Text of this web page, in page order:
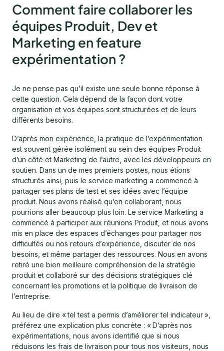
Comment faire collaborer les
équipes Produit, Dev et
Marketing en feature
expérimentation ?
Je ne pense pas qu’il existe une seule bonne réponse à
cette question. Cela dépend de la façon dont votre
organisation et vos équipes sont structurées et de leurs
différents besoins.
D’après mon expérience, la pratique de l’expérimentation
est souvent gérée isolément au sein des équipes Produit
d’un côté et Marketing de l’autre, avec les développeurs en
soutien. Dans un de mes premiers postes, nous étions
structurés ainsi, puis le service marketing a commencé à
partager ses plans de test et ses idées avec l’équipe
produit. Nous avons réalisé qu’en collaborant, nous
pourrions aller beaucoup plus loin. Le service Marketing a
commencé à participer aux réunions Produit, et nous avons
mis en place des espaces d’échanges pour partager nos
difficultés ou nos retours d’expérience, discuter de nos
besoins, et même partager des ressources. Nous en avons
retiré une bien meilleure compréhension de la stratégie
produit et collaboré sur des décisions stratégiques clé
concernant les promotions et la politique de livraison de
l’entreprise.
Au lieu de dire « tel test a permis d’améliorer tel indicateur »,
préférez une explication plus concrète : « D’après nos
expérimentations, nous avons identifié que si nous
réduisons les frais de livraison pour tous nos visiteurs, nous